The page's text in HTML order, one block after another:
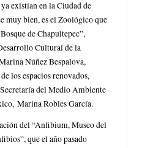
existían en la Ciudad de
muy bien, es el Zoológico que
de Chapultepec”,
Cultural de la
Núñez Bespalova,
los espacios renovados,
del Medio Ambiente
Marina Robles García.
del “Anfibium, Museo del
que el año pasado